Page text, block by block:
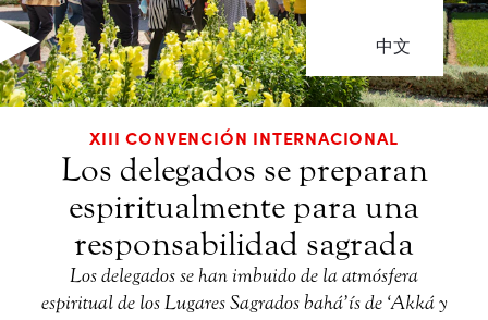
中文
XIII CONVENCIÓN INTERNACIONAL
Los delegados se preparan
espiritualmente para una
responsabilidad sagrada
Los delegados se han imbuido de la atmósfera
espiritual de los Lugares Sagrados bahá’ís de ‘Akká y